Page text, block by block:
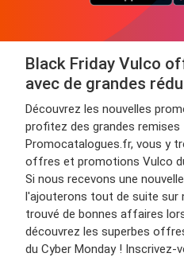
Black Friday Vulco
avec de grandes
Découvrez les nouvelles
profitez des grandes remises
Promocatalogues.fr, vous y
offres et promotions Vulco
Si nous recevons une
l'ajouterons tout de suite sur
trouvé de bonnes affaires
découvrez les superbes
du Cyber Monday !